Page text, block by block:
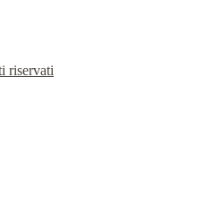
riservati